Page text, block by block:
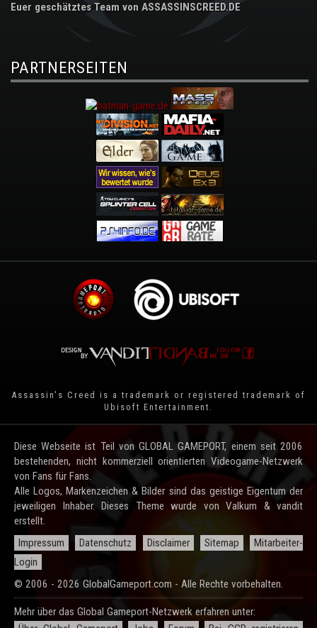
Euer geschätztes Team von ASSASSINSCREED.DE
PARTNERSEITEN
Assassin's Creed is a trademark or registered trademark of
Ubisoft Entertainment
Diese Webseite ist Teil von GLOBAL GAMEPORT, einem seit 2006
bestehenden, nicht kommerziell orientierten Videogame-Netzwerk
von Fans für Fans.
Alle Logos, Markenzeichen & Bilder sind das geistige Eigentum der
jeweiligen Inhaber. Dieses Theme wurde von Valkum & vandit
erstellt.
Impressum
Datenschutz Disclaimer Sitemap
Mitarbeiter-
Login
© 2006 - 2026 GlobalGameport.com - Alle Rechte vorbehalten.
Mehr über das Global Gameport-Netzwerk erfahren unter: